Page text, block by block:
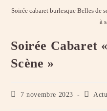
Soirée cabaret burlesque Belles de
à
Soirée Cabaret
Scène »
7 novembre 2023